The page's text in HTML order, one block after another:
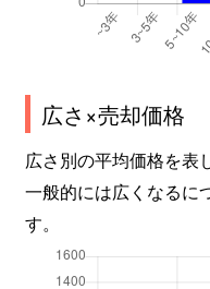
広さ×売却価格
広さ別の平均価格を表
一般的には広くなるに
す。